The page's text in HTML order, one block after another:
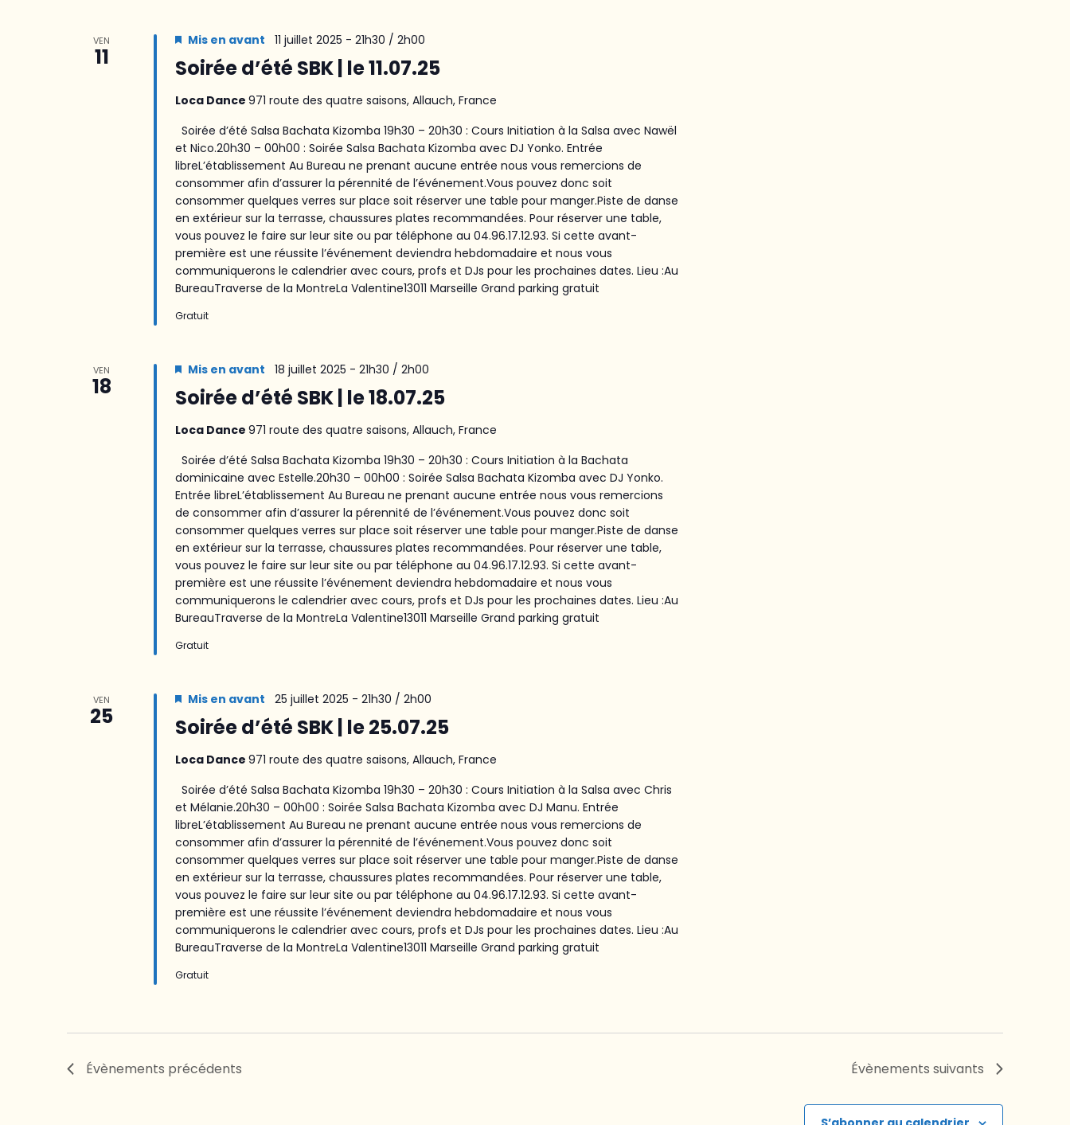
VEN
11 Soirée d’été SBK | le 11.07.25
Mis en avant 11 juillet 2025 - 21h30 / 2h00
Loca Dance 971 route des quatre saisons, Allauch, France
Soirée d’été Salsa Bachata Kizomba 19h30 – 20h30 : Cours Initiation à la Salsa avec Nawël
et Nico.20h30 – 00h00 : Soirée Salsa Bachata Kizomba avec DJ Yonko. Entrée
libreL’établissement Au Bureau ne prenant aucune entrée nous vous remercions de
consommer afin d’assurer la pérennité de l’événement.Vous pouvez donc soit
consommer quelques verres sur place soit réserver une table pour manger.Piste de danse
en extérieur sur la terrasse, chaussures plates recommandées. Pour réserver une table,
vous pouvez le faire sur leur site ou par téléphone au 04.96.17.12.93. Si cette avant-
première est une réussite l’événement deviendra hebdomadaire et nous vous
communiquerons le calendrier avec cours, profs et DJs pour les prochaines dates. Lieu :Au
BureauTraverse de la MontreLa Valentine13011 Marseille Grand parking gratuit
Gratuit
VEN
18 Soirée d’été SBK | le 18.07.25
Mis en avant 18 juillet 2025 - 21h30 / 2h00
Loca Dance 971 route des quatre saisons, Allauch, France
Soirée d’été Salsa Bachata Kizomba 19h30 – 20h30 : Cours Initiation à la Bachata
dominicaine avec Estelle.20h30 – 00h00 : Soirée Salsa Bachata Kizomba avec DJ Yonko.
Entrée libreL’établissement Au Bureau ne prenant aucune entrée nous vous remercions
de consommer afin d’assurer la pérennité de l’événement.Vous pouvez donc soit
consommer quelques verres sur place soit réserver une table pour manger.Piste de danse
en extérieur sur la terrasse, chaussures plates recommandées. Pour réserver une table,
vous pouvez le faire sur leur site ou par téléphone au 04.96.17.12.93. Si cette avant-
première est une réussite l’événement deviendra hebdomadaire et nous vous
communiquerons le calendrier avec cours, profs et DJs pour les prochaines dates. Lieu :Au
BureauTraverse de la MontreLa Valentine13011 Marseille Grand parking gratuit
Gratuit
VEN
25 Soirée d’été SBK | le 25.07.25
Mis en avant 25 juillet 2025 - 21h30 / 2h00
Loca Dance 971 route des quatre saisons, Allauch, France
Soirée d’été Salsa Bachata Kizomba 19h30 – 20h30 : Cours Initiation à la Salsa avec Chris
et Mélanie.20h30 – 00h00 : Soirée Salsa Bachata Kizomba avec DJ Manu. Entrée
libreL’établissement Au Bureau ne prenant aucune entrée nous vous remercions de
consommer afin d’assurer la pérennité de l’événement.Vous pouvez donc soit
consommer quelques verres sur place soit réserver une table pour manger.Piste de danse
en extérieur sur la terrasse, chaussures plates recommandées. Pour réserver une table,
vous pouvez le faire sur leur site ou par téléphone au 04.96.17.12.93. Si cette avant-
première est une réussite l’événement deviendra hebdomadaire et nous vous
communiquerons le calendrier avec cours, profs et DJs pour les prochaines dates. Lieu :Au
BureauTraverse de la MontreLa Valentine13011 Marseille Grand parking gratuit
Gratuit
Évènements précédents Évènements suivants